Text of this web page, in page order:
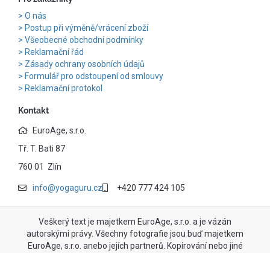
O nás
Postup při výměně/vrácení zboží
Všeobecné obchodní podmínky
Reklamační řád
Zásady ochrany osobních údajů
Formulář pro odstoupení od smlouvy
Reklamační protokol
Kontakt
EuroAge, s.r.o.
Tř. T. Bati 87
760 01 Zlín
info@yogaguru.cz +420 777 424 105
Veškerý text je majetkem EuroAge, s.r.o. a je vázán
autorskými právy. Všechny fotografie jsou buď majetkem
EuroAge, s.r.o. anebo jejích partnerů. Kopírování nebo jiné